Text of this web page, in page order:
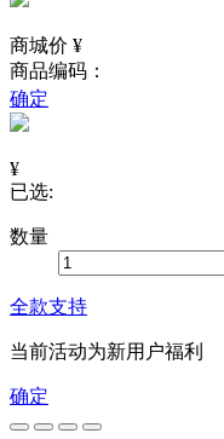
商城价 ¥
商品编码：
确定
¥
已选:
数量
全款支持
当前活动为新用户福利
确定